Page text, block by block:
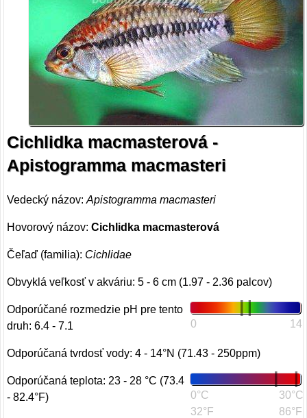
Cichlidka macmasterová -
Apistogramma macmasteri
Vedecký názov:Apistogramma macmasteri
Hovorový názov:Cichlidka macmasterová
Čeľaď (familia): Cichlidae
Obvyklá veľkosť v akváriu: 5 - 6 cm (1.97 - 2.36 palcov)
0 14
Odporúčané rozmedzie pH pre tento
druh: 6.4 - 7.1
Odporúčaná tvrdosť vody: 4 - 14°N (71.43 - 250ppm)
0°C
32°F
30°C
86°F
Odporúčaná teplota: 23 - 28 °C (73.4
- 82.4°F)